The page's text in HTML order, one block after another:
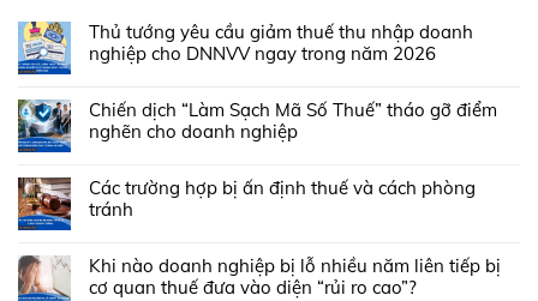
Thủ tướng yêu cầu giảm thuế thu nhập doanh
nghiệp cho DNNVV ngay trong năm 2026
Chiến dịch “Làm Sạch Mã Số Thuế” tháo gỡ điểm
nghẽn cho doanh nghiệp
Các trường hợp bị ấn định thuế và cách phòng
tránh
Khi nào doanh nghiệp bị lỗ nhiều năm liên tiếp bị
cơ quan thuế đưa vào diện “rủi ro cao”?